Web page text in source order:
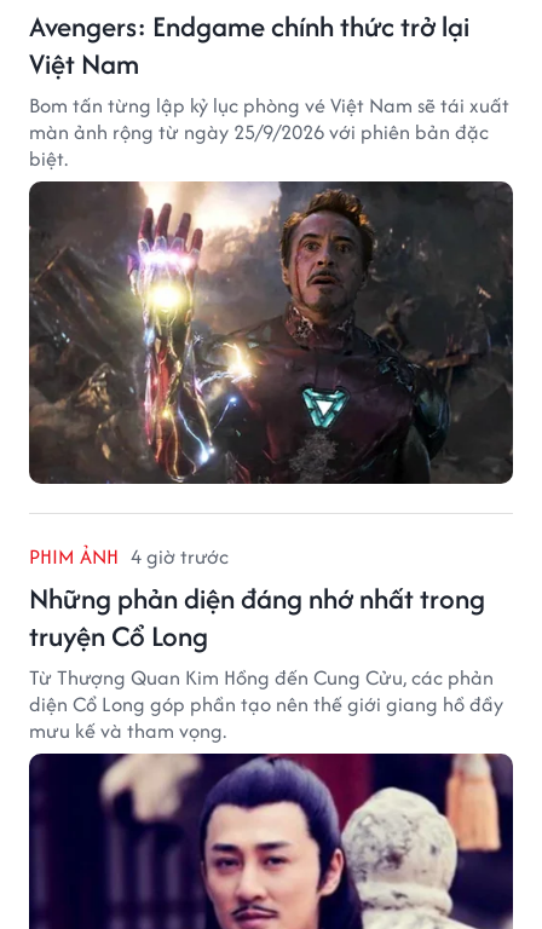
Avengers: Endgame chính thức trở lại
Việt Nam
Bom tấn từng lập kỷ lục phòng vé Việt Nam sẽ tái xuất
màn ảnh rộng từ ngày 25/9/2026 với phiên bản đặc
biệt.
PHIM ẢNH 4 giờ trước
Những phản diện đáng nhớ nhất trong
truyện Cổ Long
Từ Thượng Quan Kim Hồng đến Cung Cửu, các phản
diện Cổ Long góp phần tạo nên thế giới giang hồ đầy
mưu kế và tham vọng.